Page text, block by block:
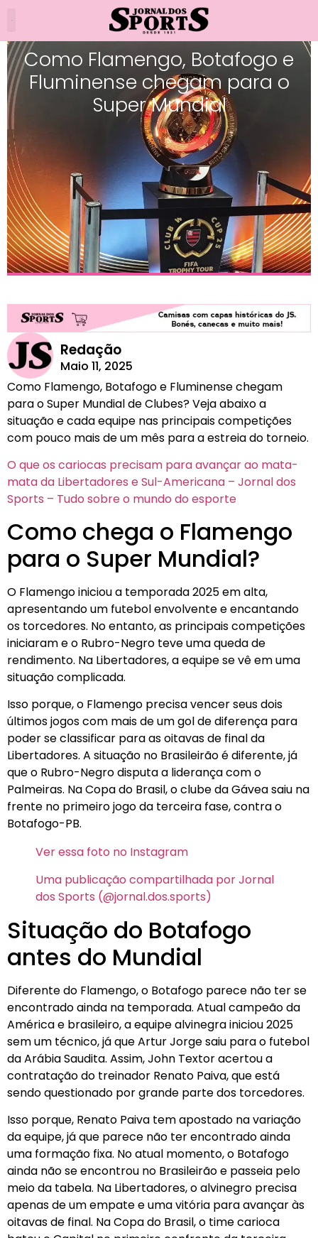
Como Flamengo, Botafogo e
Fluminense chegam para o
Super Mundial
Redação
Maio 11, 2025
Como Flamengo, Botafogo e Fluminense chegam
para o Super Mundial de Clubes? Veja abaixo a
situação e cada equipe nas principais competições
com pouco mais de um mês para a estreia do torneio.
O que os cariocas precisam para avançar ao mata-
mata da Libertadores e Sul-Americana – Jornal dos
Sports – Tudo sobre o mundo do esporte
Como chega o Flamengo
para o Super Mundial?
O Flamengo iniciou a temporada 2025 em alta,
apresentando um futebol envolvente e encantando
os torcedores. No entanto, as principais competições
iniciaram e o Rubro-Negro teve uma queda de
rendimento. Na Libertadores, a equipe se vê em uma
situação complicada.
Isso porque, o Flamengo precisa vencer seus dois
últimos jogos com mais de um gol de diferença para
poder se classificar para as oitavas de final da
Libertadores. A situação no Brasileirão é diferente, já
que o Rubro-Negro disputa a liderança com o
Palmeiras. Na Copa do Brasil, o clube da Gávea saiu na
frente no primeiro jogo da terceira fase, contra o
Botafogo-PB.
Ver essa foto no Instagram
Uma publicação compartilhada por Jornal
dos Sports (@jornal.dos.sports)
Situação do Botafogo
antes do Mundial
Diferente do Flamengo, o Botafogo parece não ter se
encontrado ainda na temporada. Atual campeão da
América e brasileiro, a equipe alvinegra iniciou 2025
sem um técnico, já que Artur Jorge saiu para o futebol
da Arábia Saudita. Assim, John Textor acertou a
contratação do treinador Renato Paiva, que está
sendo questionado por grande parte dos torcedores.
Isso porque, Renato Paiva tem apostado na variação
da equipe, já que parece não ter encontrado ainda
uma formação fixa. No atual momento, o Botafogo
ainda não se encontrou no Brasileirão e passeia pelo
meio da tabela. Na Libertadores, o alvinegro precisa
apenas de um empate e uma vitória para avançar às
oitavas de final. Na Copa do Brasil, o time carioca